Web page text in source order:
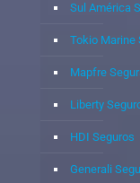
Sul América
Tokio Marine
Mapfre
Liberty
HDI Seguros
Generali